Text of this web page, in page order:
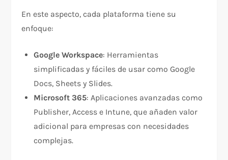
En este aspecto, cada plataforma tiene su
enfoque:
Google Workspace: Herramientas
simplificadas y fáciles de usar como Google
Docs, Sheets y Slides.
Microsoft 365: Aplicaciones avanzadas como
Publisher, Access e Intune, que añaden valor
adicional para empresas con necesidades
complejas.